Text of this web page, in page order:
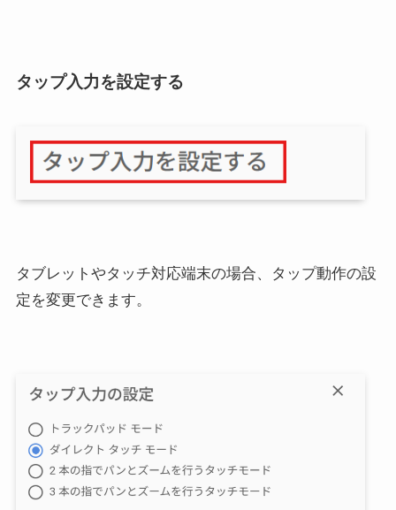
タップ入力を設定する
タブレットやタッチ対応端末の場合、タップ動作の設
定を変更できます。